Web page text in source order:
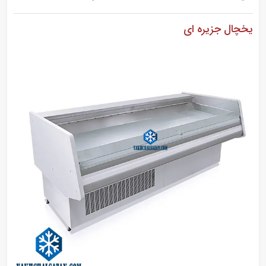
یخچال جزیره ای